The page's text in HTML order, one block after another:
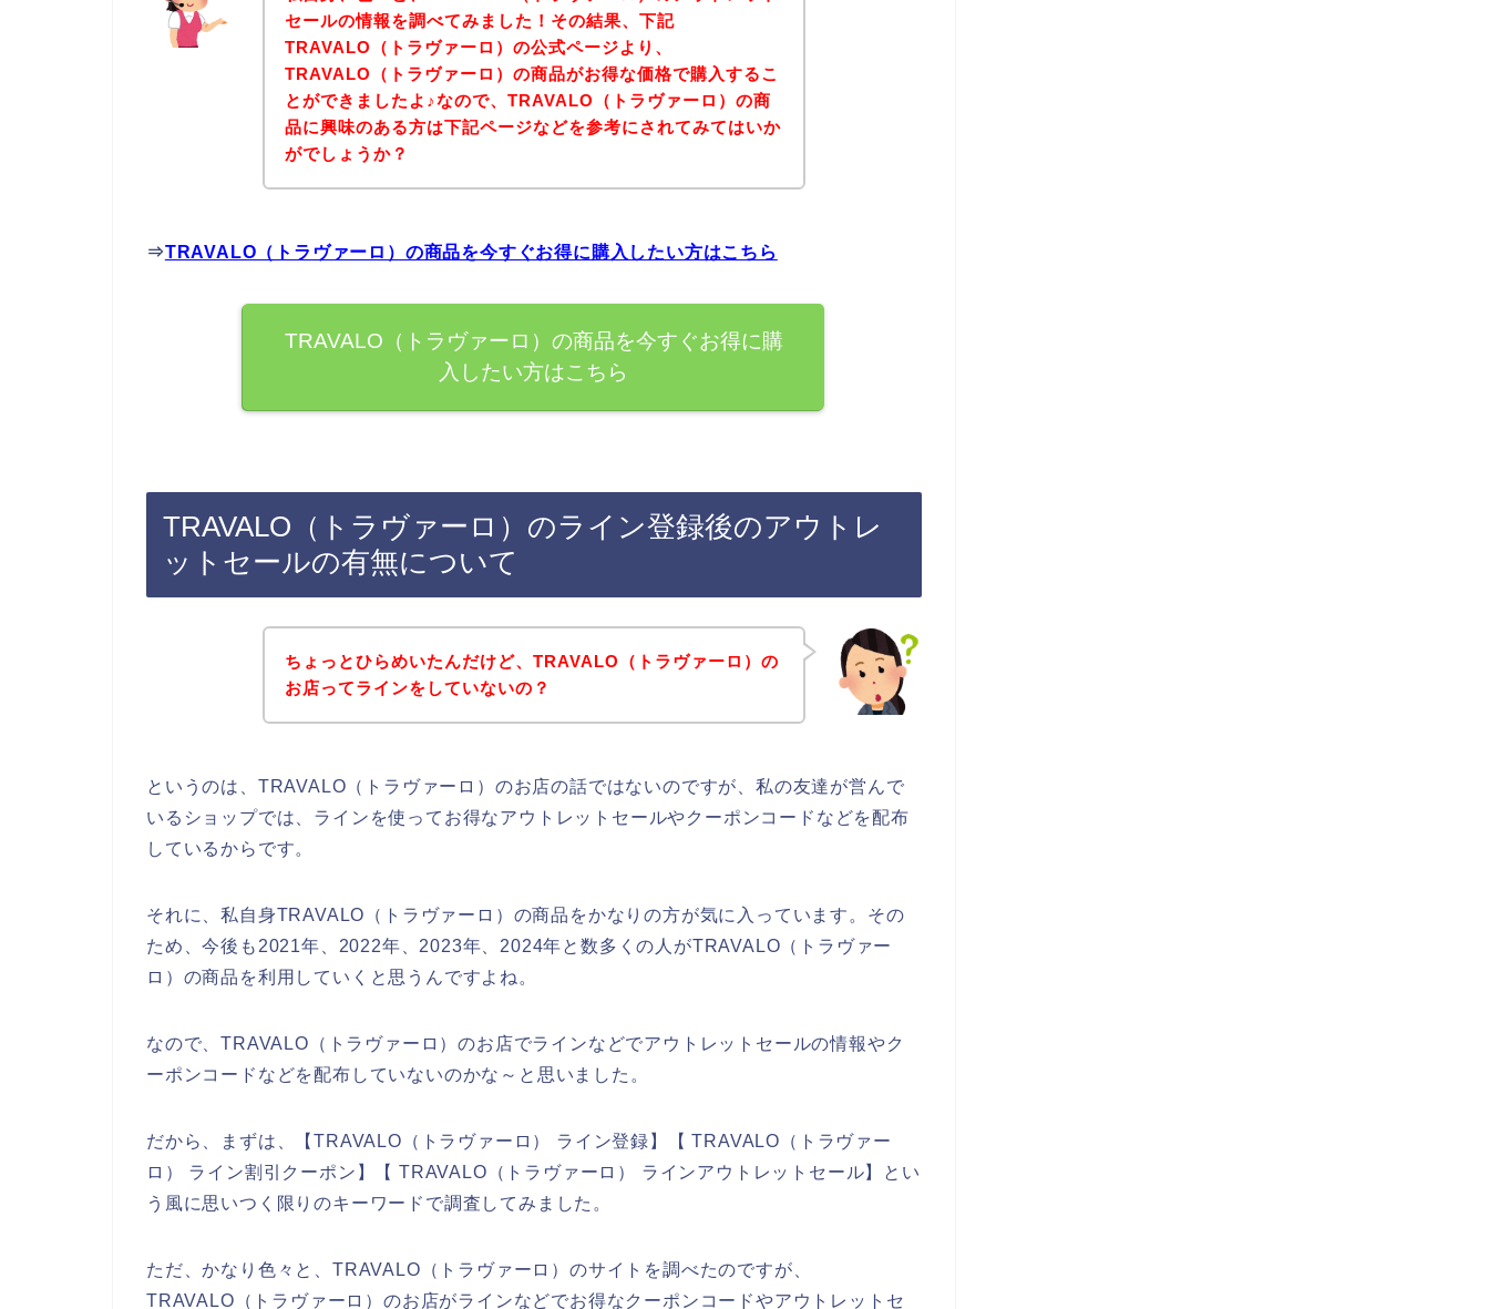
セールの情報を調べてみました！その結果、下記
TRAVALO（トラヴァーロ）の公式ページより、
TRAVALO（トラヴァーロ）の商品がお得な価格で購入するこ
とができましたよ♪なので、TRAVALO（トラヴァーロ）の商
品に興味のある方は下記ページなどを参考にされてみてはいか
がでしょうか？
⇒TRAVALO（トラヴァーロ）の商品を今すぐお得に購入したい方はこちら
TRAVALO（トラヴァーロ）の商品を今すぐお得に購
入したい方はこちら
TRAVALO（トラヴァーロ）のライン登録後のアウトレ
ットセールの有無について
ちょっとひらめいたんだけど、TRAVALO（トラヴァーロ）の
お店ってラインをしていないの？
というのは、TRAVALO（トラヴァーロ）のお店の話ではないのですが、私の友達が営んで
いるショップでは、ラインを使ってお得なアウトレットセールやクーポンコードなどを配布
しているからです。
それに、私自身TRAVALO（トラヴァーロ）の商品をかなりの方が気に入っています。その
ため、今後も2021年、2022年、2023年、2024年と数多くの人がTRAVALO（トラヴァー
ロ）の商品を利用していくと思うんですよね。
なので、TRAVALO（トラヴァーロ）のお店でラインなどでアウトレットセールの情報やク
ーポンコードなどを配布していないのかな～と思いました。
だから、まずは、【TRAVALO（トラヴァーロ） ライン登録】【 TRAVALO（トラヴァー
ロ） ライン割引クーポン】【 TRAVALO（トラヴァーロ） ラインアウトレットセール】とい
う風に思いつく限りのキーワードで調査してみました。
ただ、かなり色々と、TRAVALO（トラヴァーロ）のサイトを調べたのですが、
TRAVALO（トラヴァーロ）のお店がラインなどでお得なクーポンコードやアウトレットセ